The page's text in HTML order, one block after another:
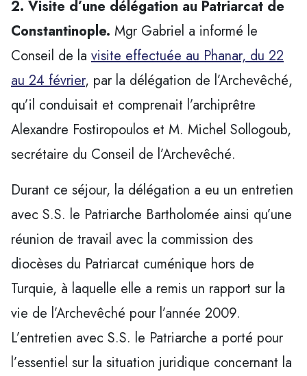
2. Visite d’une délégation au Patriarcat de
Constantinople. Mgr Gabriel a informé le
Conseil de la visite effectuée au Phanar, du 22
au 24 février, par la délégation de l’Archevêché,
qu’il conduisait et comprenait l’archiprêtre
Alexandre Fostiropoulos et M. Michel Sollogoub,
secrétaire du Conseil de l’Archevêché.
Durant ce séjour, la délégation a eu un entretien
avec S.S. le Patriarche Bartholomée ainsi qu’une
réunion de travail avec la commission des
diocèses du Patriarcat cuménique hors de
Turquie, à laquelle elle a remis un rapport sur la
vie de l’Archevêché pour l’année 2009.
L’entretien avec S.S. le Patriarche a porté pour
l’essentiel sur la situation juridique concernant la